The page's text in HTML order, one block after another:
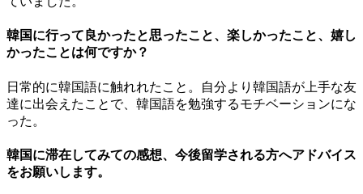
韓国に行って良かったと思ったこと、楽しかったこと、嬉し
かったことは何ですか？
日常的に韓国語に触れれたこと。自分より韓国語が上手な友
達に出会えたことで、韓国語を勉強するモチベーションにな
った。
韓国に滞在してみての感想、今後留学される方へアドバイス
をお願いします。